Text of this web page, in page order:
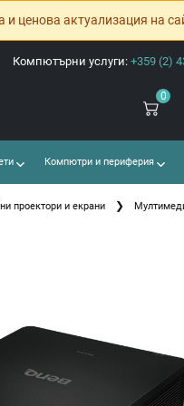
ценова актуализация на
Компютърни услуги: +359 (2)
0
Компютри и периферия
проектори и екрани